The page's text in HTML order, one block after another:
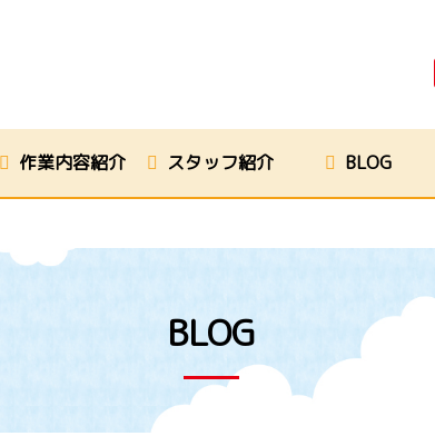
作業内容紹介 スタッフ紹介 BLOG
BLOG